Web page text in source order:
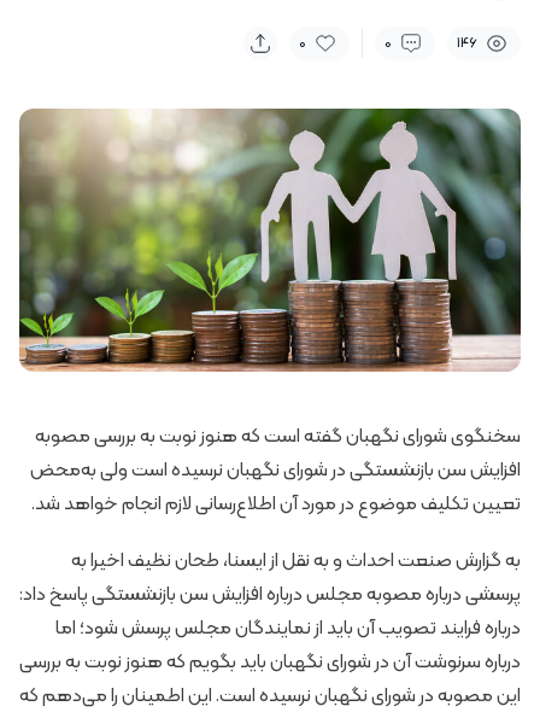
146
0
0
سخنگوی شورای نگهبان گفته است که هنوز نوبت به بررسی مصوبه
افزایش سن بازنشستگی در شورای نگهبان نرسیده است ولی به‌محض
تعیین تکلیف موضوع در مورد آن اطلاع‌رسانی لازم انجام خواهد شد.
به گزارش صنعت احداث و به نقل از ایسنا، طحان نظیف اخیرا به
پرسشی درباره مصوبه مجلس درباره افزایش سن بازنشستگی پاسخ داد:
درباره فرایند تصویب آن باید از نمایندگان مجلس پرسش شود؛ اما
درباره سرنوشت آن در شورای نگهبان باید بگویم که هنوز نوبت به بررسی
این مصوبه در شورای نگهبان نرسیده است. این اطمینان را می‌دهم که